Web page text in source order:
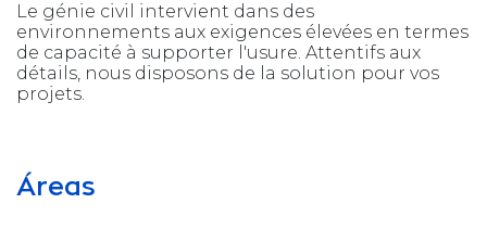
Le génie civil intervient dans des
environnements aux exigences élevées en termes
de capacité à supporter l'usure. Attentifs aux
détails, nous disposons de la solution pour vos
projets.
Áreas